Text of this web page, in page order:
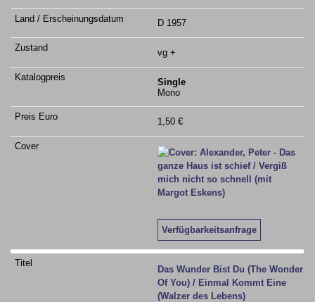
D 1957
vg +
Single
Mono
1,50 €
Verfügbarkeitsanfrage
Das Wunder Bist Du (The Wonder
Of You) / Einmal Kommt Eine
(Walzer des Lebens)